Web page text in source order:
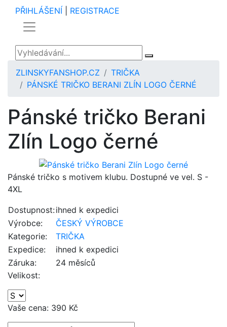
PŘIHLÁŠENÍ
REGISTRACE
ZLINSKYFANSHOP.CZ
TRIČKA
PÁNSKÉ TRIČKO BERANI ZLÍN LOGO ČERNÉ
Pánské tričko Berani
Zlín Logo černé
Pánské tričko s motivem klubu. Dostupné ve vel. S -
4XL
Dostupnost:ihned k expedici
Výrobce:
ČESKÝ VÝROBCE
Kategorie:
TRIČKA
Expedice:
ihned k expedici
Záruka:
24 měsíců
Velikost:
Vaše cena: 390 Kč